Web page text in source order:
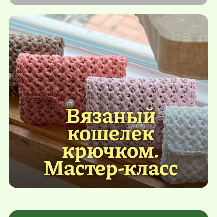
Вязаный
кошелек
крючком.
Мастер-класс